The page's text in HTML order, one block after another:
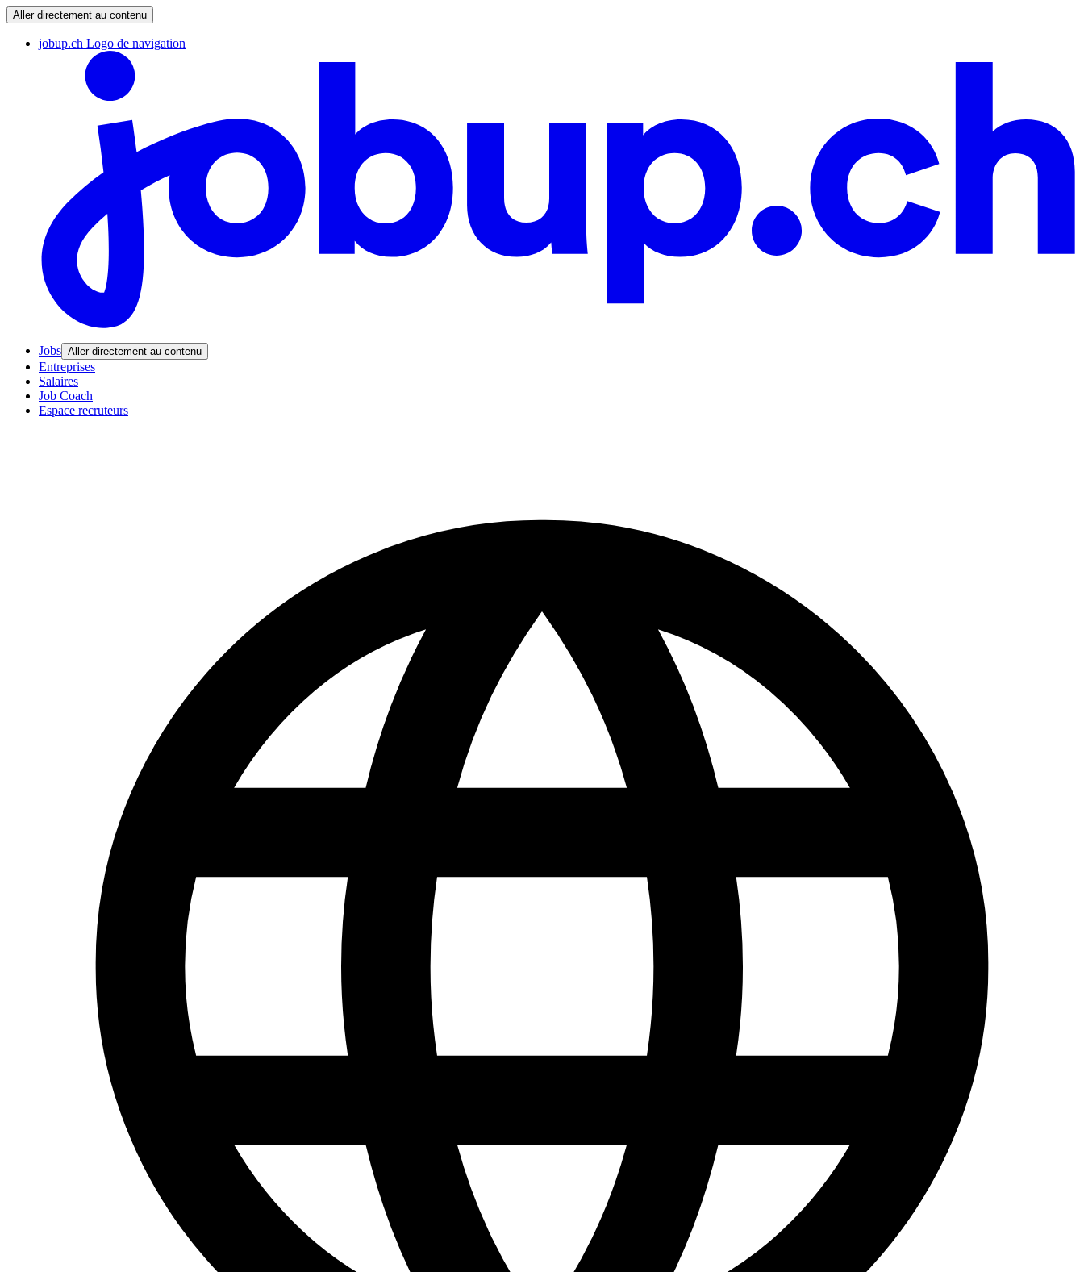
Aller directement au contenu
jobup.ch Logo de navigation
Jobs Aller directement au contenu
Entreprises
Salaires
Job Coach
Espace recruteurs